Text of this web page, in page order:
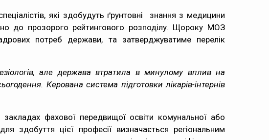
які здобудуть ґрунтовні знання з медицини
до прозорого рейтингового розподілу. Щороку МОЗ
потреб держави, та затверджуватиме перелік
але держава втратила в минулому вплив на
Керована система підготовки лікарів-інтернів
фахової передвищої освіти комунальної або
цієї професії визначається регіональним